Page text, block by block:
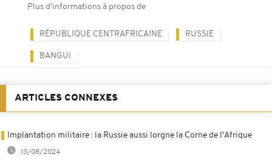
Plus d'informations à propos de
RÉPUBLIQUE CENTRAFRICAINE RUSSIE
BANGUI
ARTICLES CONNEXES
Implantation militaire : la Russie aussi lorgne la Corne de l'Afrique
13/08/2024